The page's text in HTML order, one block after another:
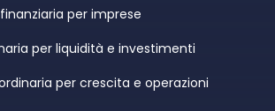
per imprese
per liquidità e investimenti
per crescita e operazioni